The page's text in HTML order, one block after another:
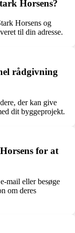
Horsens?
Horsens og
til din adresse.
rådgivning
der kan give
dit byggeprojekt.
for at
mail eller besøge
om deres